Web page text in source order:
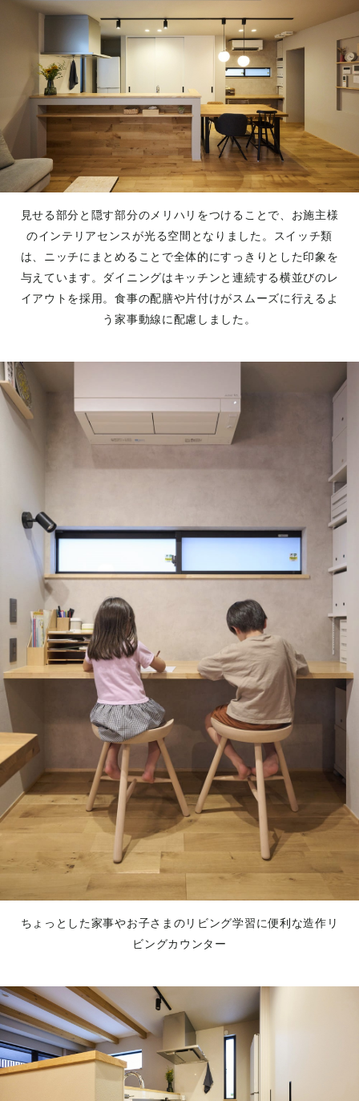
見せる部分と隠す部分のメリハリをつけることで、お施主様
のインテリアセンスが光る空間となりました。スイッチ類
は、ニッチにまとめることで全体的にすっきりとした印象を
与えています。ダイニングはキッチンと連続する横並びのレ
イアウトを採用。食事の配膳や片付けがスムーズに行えるよ
う家事動線に配慮しました。
ちょっとした家事やお子さまのリビング学習に便利な造作リ
ビングカウンター